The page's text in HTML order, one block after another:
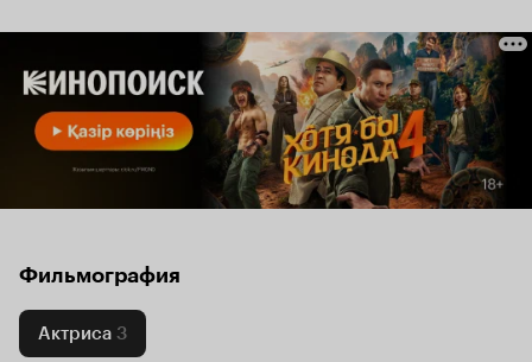
Фильмография
Актриса 3